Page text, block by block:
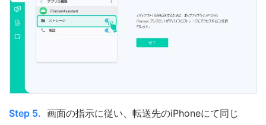
Step 5. 画面の指示に従い、転送先のiPhoneにて同じ